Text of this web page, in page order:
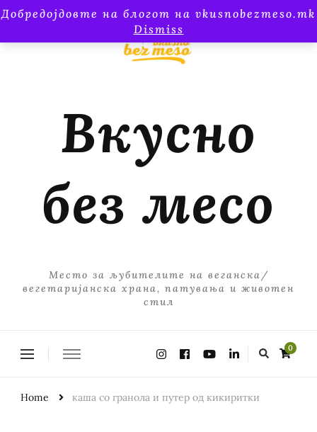
Добредојдовте на блогот на vkusnobezmeso.mk
Dismiss
Вкусно
без месо
Место за љубителите на веганска/
вегетаријанска храна, патувања и животен
стил
0
Home каша со гранола и путер од кикиритки